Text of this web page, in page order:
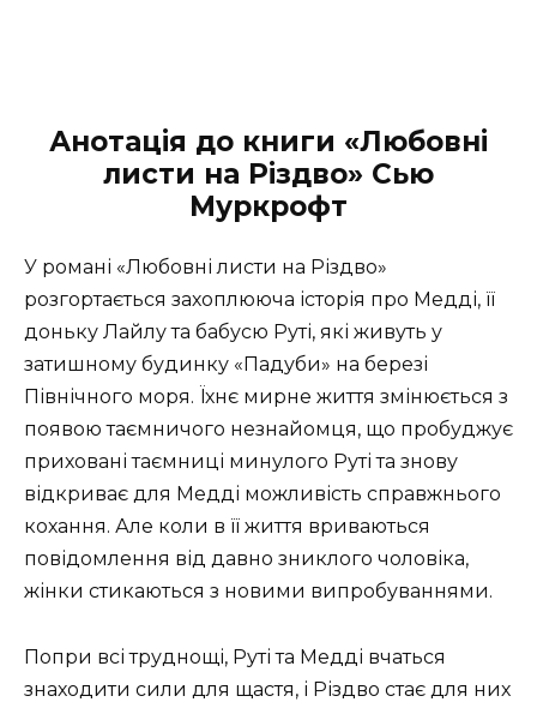
Анотація до книги «Любовні
листи на Різдво» Сью
Муркрофт
У романі «Любовні листи на Різдво»
розгортається захоплююча історія про Медді, її
доньку Лайлу та бабусю Руті, які живуть у
затишному будинку «Падуби» на березі
Північного моря. Їхнє мирне життя змінюється з
появою таємничого незнайомця, що пробуджує
приховані таємниці минулого Руті та знову
відкриває для Медді можливість справжнього
кохання. Але коли в її життя вриваються
повідомлення від давно зниклого чоловіка,
жінки стикаються з новими випробуваннями.
Попри всі труднощі, Руті та Медді вчаться
знаходити сили для щастя, і Різдво стає для них